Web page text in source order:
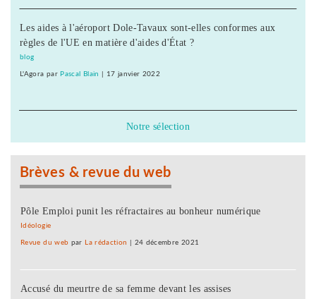
Les aides à l'aéroport Dole-Tavaux sont-elles conformes aux
règles de l'UE en matière d'aides d'État ?
blog
L'Agora par Pascal Blain 17 janvier 2022
Notre sélection
Brèves & revue du web
Pôle Emploi punit les réfractaires au bonheur numérique
Idéologie
Revue du web par La rédaction 24 décembre 2021
Accusé du meurtre de sa femme devant les assises